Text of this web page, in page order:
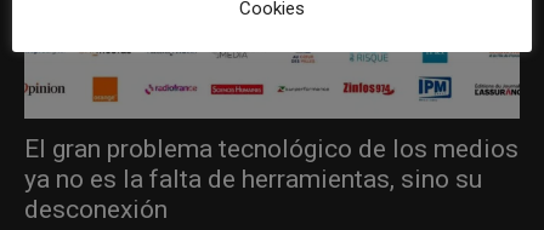
El gran problema tecnológico de los medios
ya no es la falta de herramientas, sino su
desconexión
Cookies